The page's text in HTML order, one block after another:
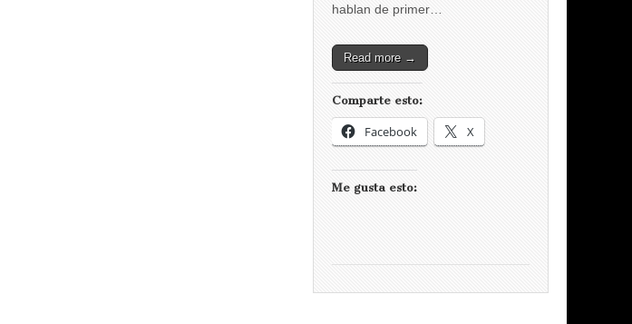
hablan de primer…
Read more →
Comparte esto:
Facebook X
Me gusta esto: